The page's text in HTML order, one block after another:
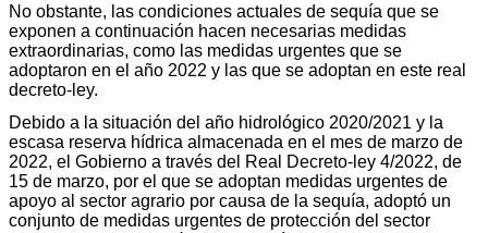
No obstante, las condiciones actuales de sequía que se
exponen a continuación hacen necesarias medidas
extraordinarias, como las medidas urgentes que se
adoptaron en el año 2022 y las que se adoptan en este real
decreto-ley.
Debido a la situación del año hidrológico 2020/2021 y la
escasa reserva hídrica almacenada en el mes de marzo de
2022, el Gobierno a través del Real Decreto-ley 4/2022, de
15 de marzo, por el que se adoptan medidas urgentes de
apoyo al sector agrario por causa de la sequía, adoptó un
conjunto de medidas urgentes de protección del sector